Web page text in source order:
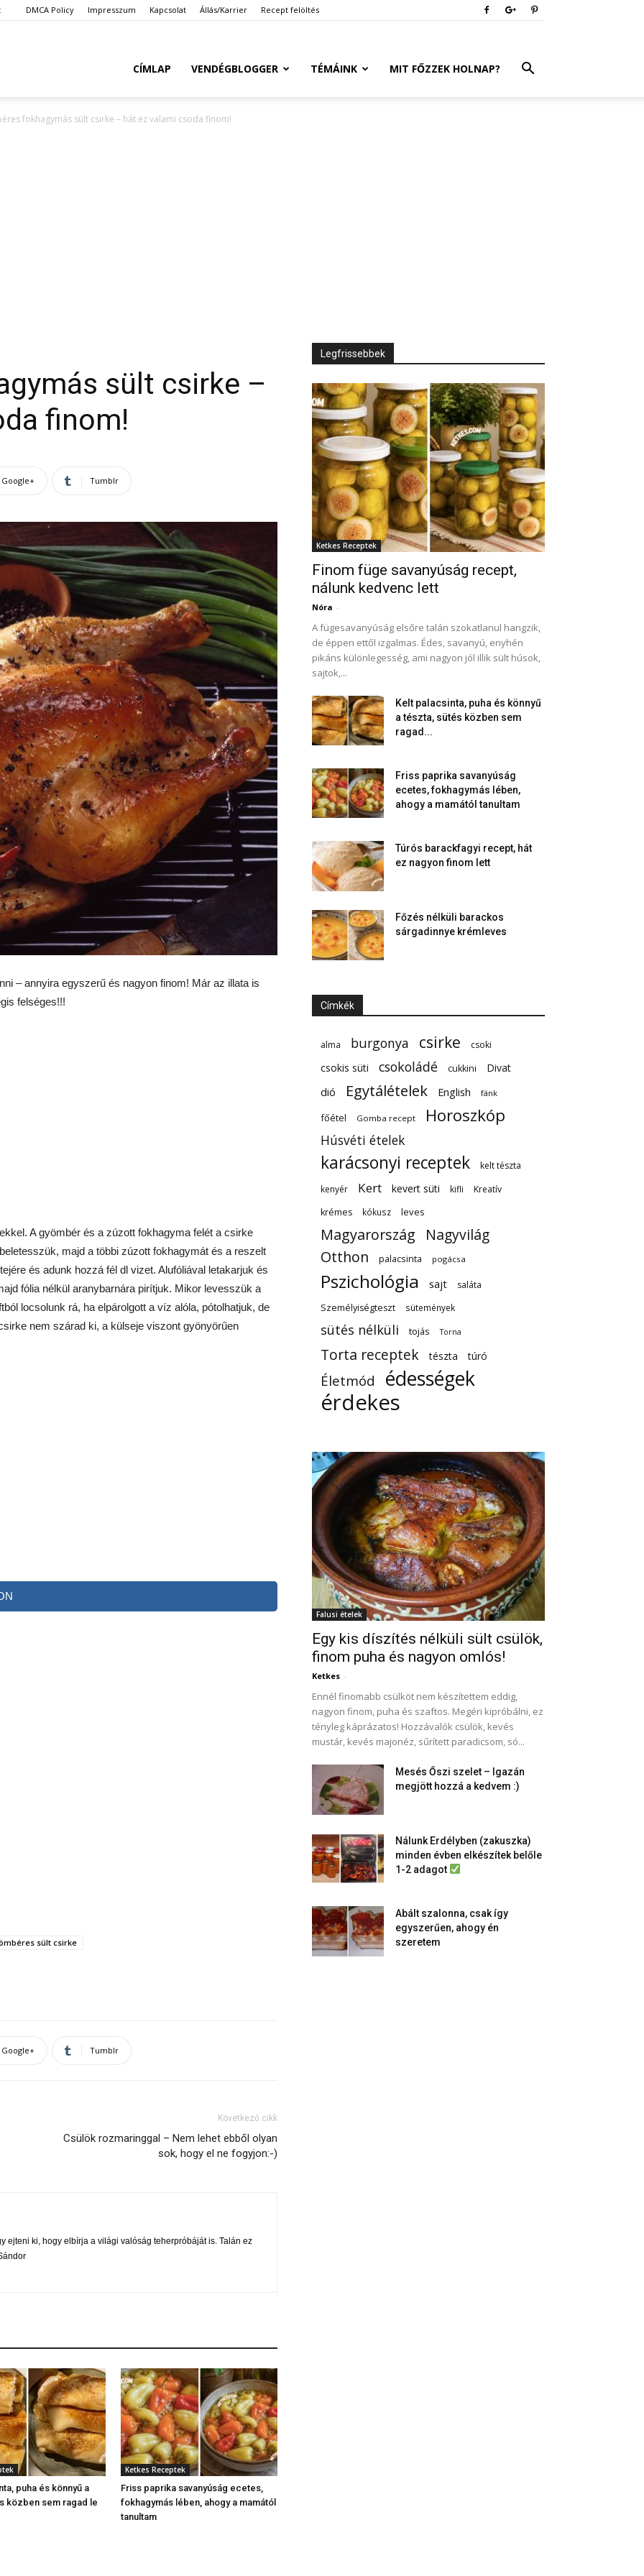
DMCA Policy Impresszum Kapcsolat Állás/Karrier Recept felöltés
CÍMLAP VENDÉGBLOGGER TÉMÁINK MIT FŐZZEK HOLNAP?
fokhagymás sült csirke – hát ez valami csoda finom!
sült csirke –
finom!
Google+ Tumblr
– annyira egyszerű és nagyon finom! Már az illata is
felséges!!!
A gyömbér és a zúzott fokhagyma felét a csirke
majd a többi zúzott fokhagymát és a reszelt
és adunk hozzá fél dl vizet. Alufóliával letakarjuk és
fólia nélkül aranybarnára pirítjuk. Mikor levesszük a
locsolunk rá, ha elpárolgott a víz alóla, pótolhatjuk, de
nem szárad ki, a külseje viszont gyönyörűen
sült csirke
Google+ Tumblr
Következő cikk
Csülök rozmaringgal – Nem lehet ebből olyan
sok, hogy el ne fogyjon:-)
ejteni ki, hogy elbírja a világi valóság teherpróbáját is. Talán ez
puha és könnyű a
közben sem ragad le
Ketkes Receptek
Friss paprika savanyúság ecetes,
fokhagymás lében, ahogy a mamától
tanultam
Legfrissebbek
Ketkes Receptek
Finom füge savanyúság recept,
nálunk kedvenc lett
Nóra -
A fügesavanyúság elsőre talán szokatlanul hangzik,
de éppen ettől izgalmas. Édes, savanyú, enyhén
pikáns különlegesség, ami nagyon jól illik sült húsok,
sajtok,...
Kelt palacsinta, puha és könnyű
a tészta, sütés közben sem
ragad...
Friss paprika savanyúság
ecetes, fokhagymás lében,
ahogy a mamától tanultam
Túrós barackfagyi recept, hát
ez nagyon finom lett
Főzés nélküli barackos
sárgadinnye krémleves
Címkék
alma burgonya csirke csoki
csokis süti csokoládé cukkini Divat
dió Egytálételek English fánk
főétel Gomba recept Horoszkóp
Húsvéti ételek
karácsonyi receptek
kelt tészta
kenyér
Kert kevert süti kifli
Kreatív
krémes
kókusz leves
Magyarország
Nagyvilág
Otthon
palacsinta pogácsa
Pszichológia sajt
saláta
Személyiségteszt
sütemények
sütés nélküli tojás Torna
Torta receptek tészta túró
Életmód édességek
érdekes
Falusi ételek
Egy kis díszítés nélküli sült csülök,
finom puha és nagyon omlós!
Ketkes -
Ennél finomabb csülköt nem készítettem eddig,
nagyon finom, puha és szaftos. Megéri kipróbálni, ez
tényleg káprázatos! Hozzávalók csülök, kevés
mustár, kevés majonéz, sűrített paradicsom, só...
Mesés Őszi szelet – Igazán
megjött hozzá a kedvem :)
Nálunk Erdélyben (zakuszka)
minden évben elkészítek belőle
1-2 adagot
Abált szalonna, csak így
egyszerűen, ahogy én
szeretem